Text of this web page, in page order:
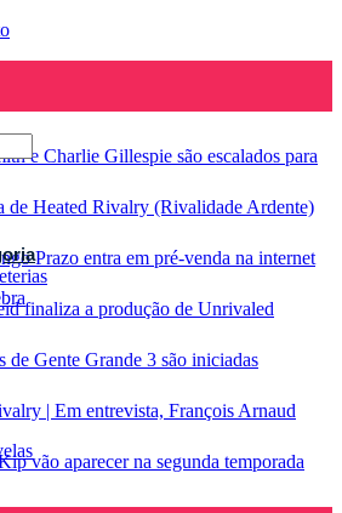
e Charlie Gillespie são escalados para
de Heated Rivalry (Rivalidade Ardente)
Prazo entra em pré-venda na internet
finaliza a produção de Unrivaled
de Gente Grande 3 são iniciadas
| Em entrevista, François Arnaud
vão aparecer na segunda temporada